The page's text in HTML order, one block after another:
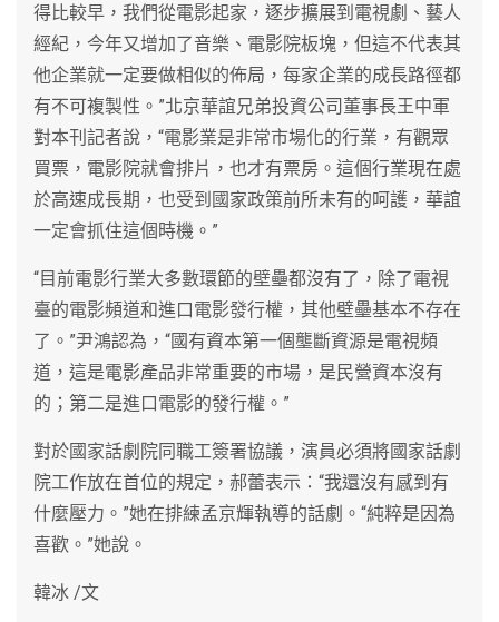
得比較早，我們從電影起家，逐步擴展到電視劇、藝人
經紀，今年又增加了音樂、電影院板塊，但這不代表其
他企業就一定要做相似的佈局，每家企業的成長路徑都
有不可複製性。”北京華誼兄弟投資公司董事長王中軍
對本刊記者說，“電影業是非常市場化的行業，有觀眾
買票，電影院就會排片，也才有票房。這個行業現在處
於高速成長期，也受到國家政策前所未有的呵護，華誼
一定會抓住這個時機。”
“目前電影行業大多數環節的壁壘都沒有了，除了電視
臺的電影頻道和進口電影發行權，其他壁壘基本不存在
了。”尹鴻認為，“國有資本第一個壟斷資源是電視頻
道，這是電影產品非常重要的市場，是民營資本沒有
的；第二是進口電影的發行權。”
對於國家話劇院同職工簽署協議，演員必須將國家話劇
院工作放在首位的規定，郝蕾表示：“我還沒有感到有
什麼壓力。”她在排練孟京輝執導的話劇。“純粹是因為
喜歡。”她說。
韓冰 /文